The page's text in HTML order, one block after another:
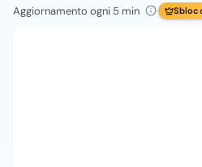
Aggiornamento ogni 5 min